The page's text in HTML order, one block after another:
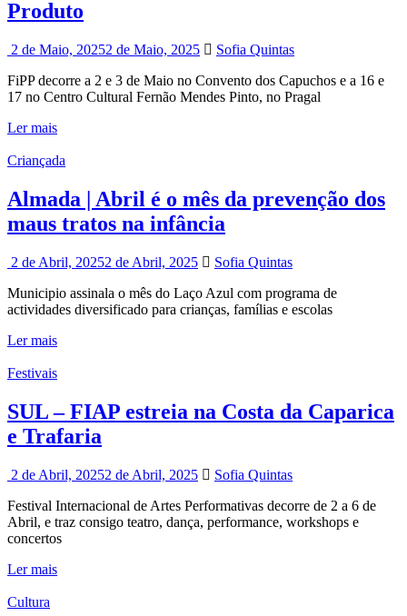
Produto
2 de Maio, 20252 de Maio, 2025
Sofia Quintas
FiPP decorre a 2 e 3 de Maio no Convento dos Capuchos e a 16 e
17 no Centro Cultural Fernão Mendes Pinto, no Pragal
Ler mais
Criançada
Almada | Abril é o mês da prevenção dos
maus tratos na infância
2 de Abril, 20252 de Abril, 2025
Sofia Quintas
Municipio assinala o mês do Laço Azul com programa de
actividades diversificado para crianças, famílias e escolas
Ler mais
Festivais
SUL – FIAP estreia na Costa da Caparica
e Trafaria
2 de Abril, 20252 de Abril, 2025
Sofia Quintas
Festival Internacional de Artes Performativas decorre de 2 a 6 de
Abril, e traz consigo teatro, dança, performance, workshops e
concertos
Ler mais
Cultura